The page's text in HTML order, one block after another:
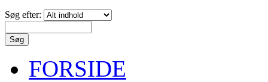
Søg efter:
FORSIDE